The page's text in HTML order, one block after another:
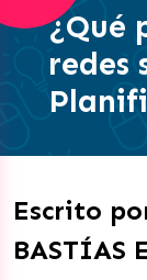
¿Qué
redes
Escrito
BASTÍAS